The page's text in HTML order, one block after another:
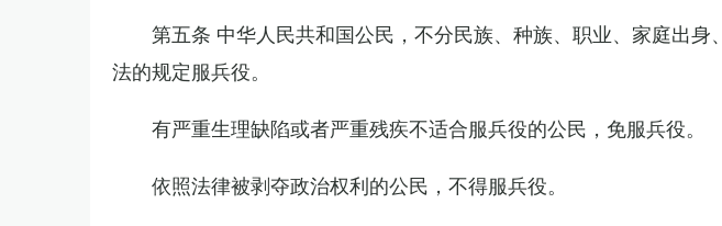
第五条 中华人民共和国公民，不分民族、种族、职业、家庭出
法的规定服兵役。
有严重生理缺陷或者严重残疾不适合服兵役的公民，免服兵役。
依照法律被剥夺政治权利的公民，不得服兵役。